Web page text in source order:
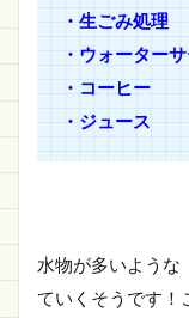
・生ごみ処理
・ウォーター
・コーヒー
・ジュース
水物が多いような
ていくそうです！